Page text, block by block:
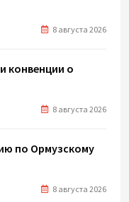
8 августа 2026
конвенции о
8 августа 2026
по Ормузскому
8 августа 2026